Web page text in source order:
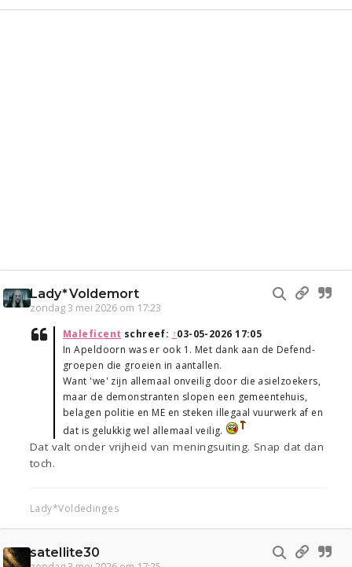
Lady*Voldemort
zondag 3 mei 2026 om 17:23
Maleficent schreef: ↑03-05-2026 17:05
In Apeldoorn was er ook 1. Met dank aan de Defend-
groepen die groeien in aantallen.
Want 'we' zijn allemaal onveilig door die asielzoekers,
maar de demonstranten slopen een gemeentehuis,
belagen politie en ME en steken illegaal vuurwerk af en
dat is gelukkig wel allemaal veilig.
Dat valt onder vrijheid van meningsuiting. Snap dat dan
toch.
Lady*Voldedinges
satellite30